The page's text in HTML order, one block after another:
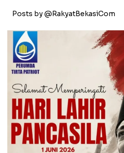
Posts by @RakyatBekasiCom